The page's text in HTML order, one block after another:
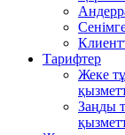
Тарифтер
Жеке
Заңды